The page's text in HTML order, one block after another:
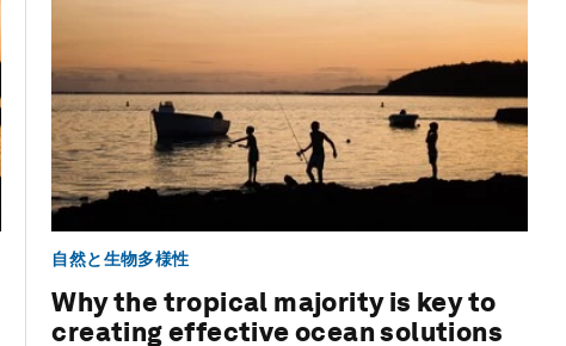
自然と生物多様性
Why the tropical majority is key to
creating effective ocean solutions